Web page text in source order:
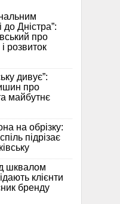
до Дністра”:
про
розвиток
дивує”:
про
майбутнє
на обрізку:
підрізає
шквалом
клієнти
бренду